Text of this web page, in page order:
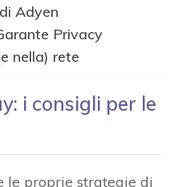
Adyen
Privacy
nella) rete
i consigli per le
le proprie strategie di